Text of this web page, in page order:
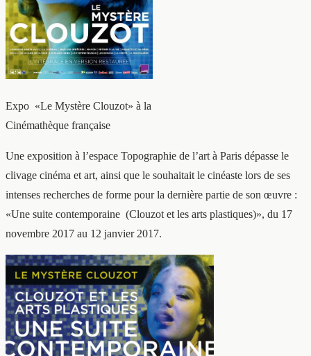
Expo «Le Mystère Clouzot» à la
Cinémathèque française
Une exposition à l’espace Topographie de l’art à Paris dépasse le
clivage cinéma et art, ainsi que le souhaitait le cinéaste lors de ses
intenses recherches de forme pour la dernière partie de son œuvre :
«Une suite contemporaine (Clouzot et les arts plastiques)», du 17
novembre 2017 au 12 janvier 2017.